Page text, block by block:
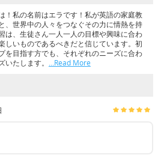
！私の名前はエラです！私が英語の家庭教
、世界中の人々をつなぐその力に情熱を持
は、生徒さん一人一人の目標や興味に合わ
しいものであるべきだと信じています。初
を目指す方でも、それぞれのニーズに合わ
たします。 …Read More